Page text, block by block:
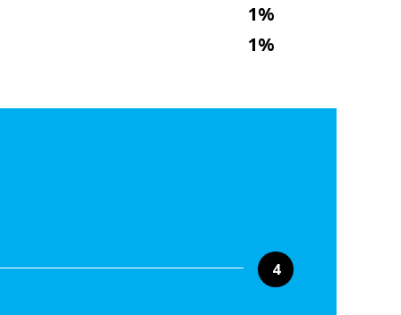
1%
1%
4